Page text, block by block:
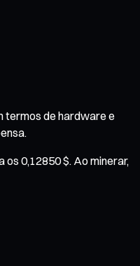
termos de hardware e
os 0,12850 $. Ao minerar,